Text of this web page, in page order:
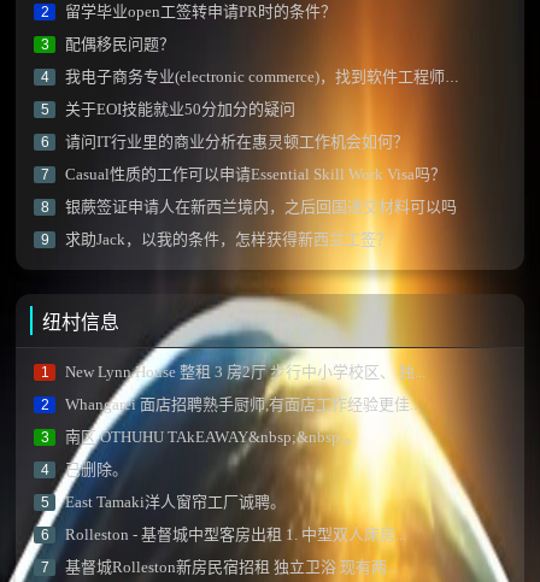
2 留学毕业open工签转申请PR时的条件？
3 配偶移民问题？
4 我电子商务专业(electronic commerce)，找到软件工程师工作后技能加分项会有阻碍不？
5 关于EOI技能就业50分加分的疑问
6 请问IT行业里的商业分析在惠灵顿工作机会如何？
7 Casual性质的工作可以申请Essential Skill Work Visa吗？
8 银蕨签证申请人在新西兰境内，之后回国递交材料可以吗
9 求助Jack，以我的条件，怎样获得新西兰工签？
纽村信息
1 New Lynn House 整租 3 房2厅 步行中小学校区、 独...
2 Whangarei 面店招聘熟手厨师,有面店工作经验更佳...
3 南区 OTHUHU TAkEAWAY&nbsp;&nbsp;。
4 已删除。
5 East Tamaki洋人窗帘工厂诚聘。
6 Rolleston - 基督城中型客房出租 1. 中型双人床房...
7 基督城Rolleston新房民宿招租 独立卫浴 现有两...